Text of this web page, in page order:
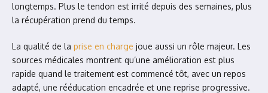
longtemps. Plus le tendon est irrité depuis des semaines, plus
la récupération prend du temps.
La qualité de la prise en charge joue aussi un rôle majeur. Les
sources médicales montrent qu’une amélioration est plus
rapide quand le traitement est commencé tôt, avec un repos
adapté, une rééducation encadrée et une reprise progressive.